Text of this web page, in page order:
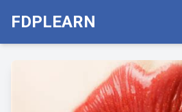
FDPLEARN